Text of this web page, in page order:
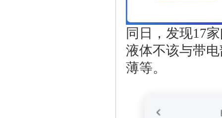
同日，发现17
液体不该与带
薄等。